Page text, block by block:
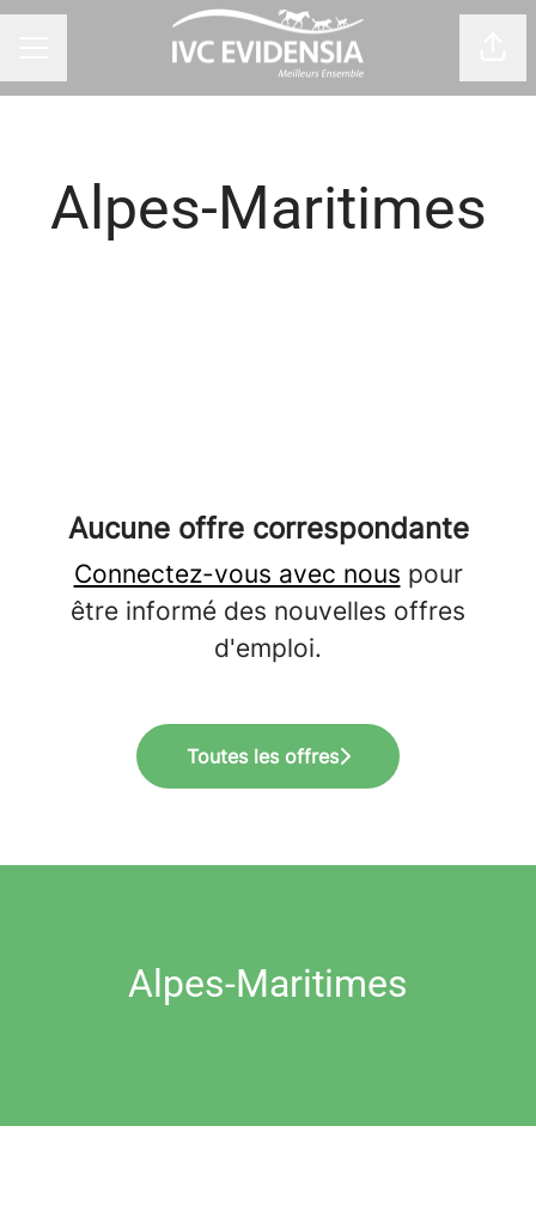
Alpes-Maritimes
Aucune offre correspondante
Connectez-vous avec nous pour
être informé des nouvelles offres
d'emploi.
Toutes les offres
Alpes-Maritimes